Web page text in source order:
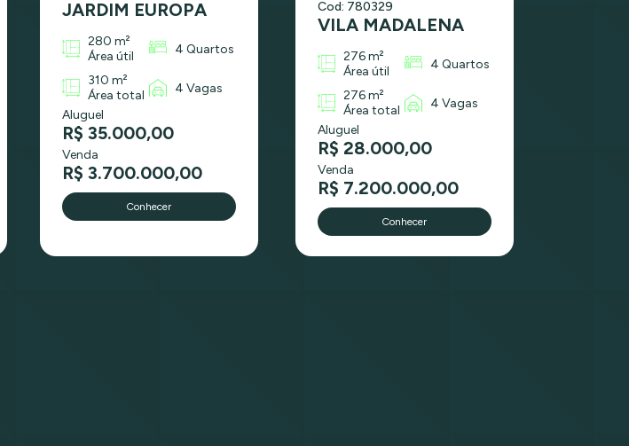
JARDIM EUROPA
280 m²
Área útil
4 Quartos
310 m²
Área total
4 Vagas
Aluguel
R$ 35.000,00
Venda
R$ 3.700.000,00
Conhecer
Cod: 780329
VILA MADALENA
276 m²
Área útil
4 Quartos
276 m²
Área total
4 Vagas
Aluguel
R$ 28.000,00
Venda
R$ 7.200.000,00
Conhecer